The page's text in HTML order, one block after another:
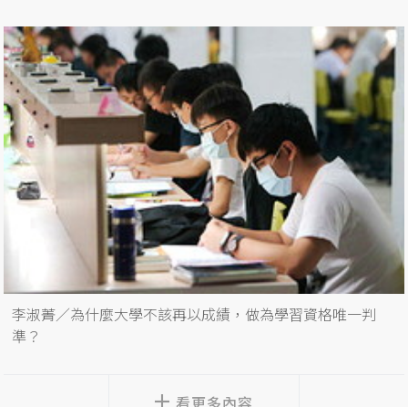
李淑菁／為什麼大學不該再以成績，做為學習資格唯一判
準？